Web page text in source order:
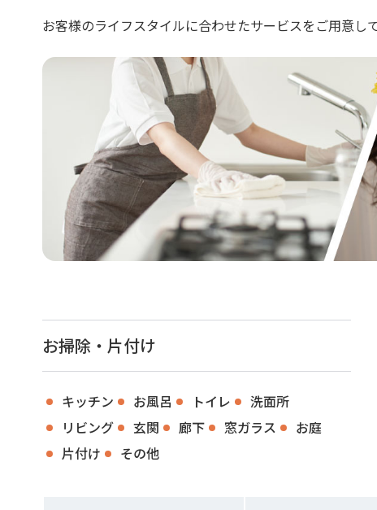
お客様のライフスタイルに合わせたサービスをご用意して
お掃除・片付け
キッチン お風呂 トイレ
洗面所
リビング
玄関 廊下 窓ガラス
お庭
片付け
その他